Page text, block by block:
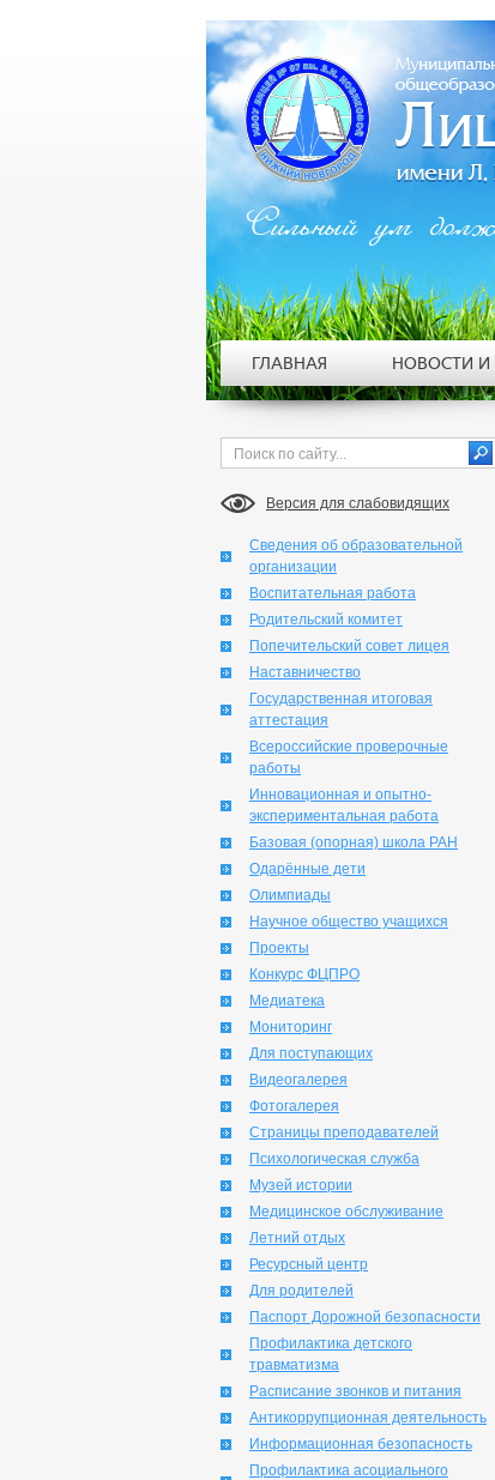
Версия для слабовидящих
Сведения об образовательной
организации
Воспитательная работа
Родительский комитет
Попечительский совет лицея
Наставничество
Государственная итоговая
аттестация
Всероссийские проверочные
работы
Инновационная и опытно-
экспериментальная работа
Базовая (опорная) школа РАН
Одарённые дети
Олимпиады
Научное общество учащихся
Проекты
Конкурс ФЦПРО
Медиатека
Мониторинг
Для поступающих
Видеогалерея
Фотогалерея
Страницы преподавателей
Психологическая служба
Музей истории
Медицинское обслуживание
Летний отдых
Ресурсный центр
Для родителей
Паспорт Дорожной безопасности
Профилактика детского
травматизма
Расписание звонков и питания
Антикоррупционная деятельность
Информационная безопасность
Профилактика асоциального
Сильный ум
ГЛАВНАЯ НОВОСТИ И